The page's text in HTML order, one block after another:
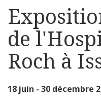
de
Roch à
18 juin - 30 décembre